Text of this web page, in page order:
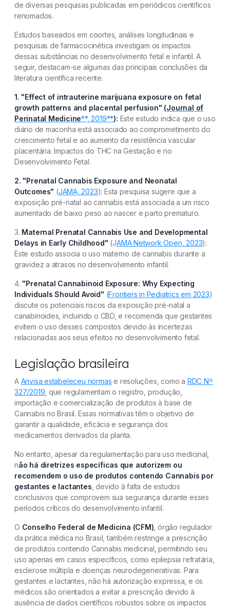
de diversas pesquisas publicadas em periódicos científicos
renomados.
Estudos baseados em coortes, análises longitudinais e
pesquisas de farmacocinética investigam os impactos
dessas substâncias no desenvolvimento fetal e infantil. A
seguir, destacam-se algumas das principais conclusões da
literatura científica recente.
1. "Effect of intrauterine marijuana exposure on fetal
growth patterns and placental perfusion" (Journal of
Perinatal Medicine**, 2019**): Este estudo indica que o uso
diário de maconha está associado ao comprometimento do
crescimento fetal e ao aumento da resistência vascular
placentária. Impactos do THC na Gestação e no
Desenvolvimento Fetal.
2. "Prenatal Cannabis Exposure and Neonatal
Outcomes" (JAMA, 2023): Esta pesquisa sugere que a
exposição pré-natal ao cannabis está associada a um risco
aumentado de baixo peso ao nascer e parto prematuro.
3. Maternal Prenatal Cannabis Use and Developmental
Delays in Early Childhood" (JAMA Network Open, 2023):
Este estudo associa o uso materno de cannabis durante a
gravidez a atrasos no desenvolvimento infantil.
4. "Prenatal Cannabinoid Exposure: Why Expecting
Individuals Should Avoid" (Frontiers in Pediatrics em 2023)
discute os potenciais riscos da exposição pré-natal a
canabinoides, incluindo o CBD, e recomenda que gestantes
evitem o uso desses compostos devido às incertezas
relacionadas aos seus efeitos no desenvolvimento fetal.
Legislação brasileira
A Anvisa estabeleceu normas e resoluções, como a RDC Nº
327/2019 , que regulamentam o registro, produção,
importação e comercialização de produtos à base de
Cannabis no Brasil. Essas normativas têm o objetivo de
garantir a qualidade, eficácia e segurança dos
medicamentos derivados da planta.
No entanto, apesar da regulamentação para uso medicinal,
não há diretrizes específicas que autorizem ou
recomendem o uso de produtos contendo Cannabis por
gestantes e lactantes , devido à falta de estudos
conclusivos que comprovem sua segurança durante esses
períodos críticos do desenvolvimento infantil.
O Conselho Federal de Medicina (CFM) , órgão regulador
da prática médica no Brasil, também restringe a prescrição
de produtos contendo Cannabis medicinal, permitindo seu
uso apenas em casos específicos, como epilepsia refratária,
esclerose múltipla e doenças neurodegenerativas. Para
gestantes e lactantes, não há autorização expressa, e os
médicos são orientados a evitar a prescrição devido à
ausência de dados científicos robustos sobre os impactos